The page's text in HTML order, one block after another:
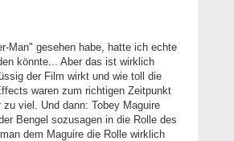
Man" gesehen habe, hatte ich echte
könnte... Aber das ist wirklich
der Film wirkt und wie toll die
waren zum richtigen Zeitpunkt
viel. Und dann: Tobey Maguire
Bengel sozusagen in die Rolle des
dem Maguire die Rolle wirklich